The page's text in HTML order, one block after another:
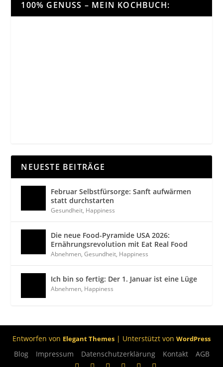
100% GENUSS – MEIN KOCHBUCH:
NEUESTE BEITRÄGE
Februar Selbstfürsorge: Sanft aufwärmen
statt durchstarten
Gesundheit, Happiness
Die neue Food-Pyramide USA 2026:
Ernährungsrevolution mit Eat Real Food
Abnehmen,Gesundheit, Happiness
Ich bin so fertig: Der 1. Januar ist eine Lüge
Abnehmen, Happiness
Entworfen von Elegant Themes | Unterstützt von WordPress
Blog Impressum Datenschutzerklärung Kontakt AGB